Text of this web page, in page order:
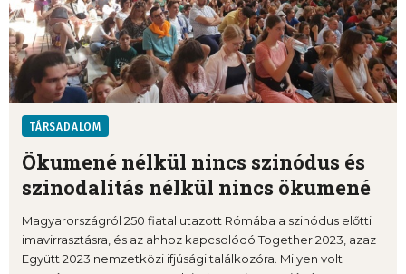
TÁRSADALOM
Ökumené nélkül nincs szinódus és
szinodalitás nélkül nincs ökumené
Magyarországról 250 fiatal utazott Rómába a szinódus előtti
imavirrasztásra, és az ahhoz kapcsolódó Together 2023, azaz
Együtt 2023 nemzetközi ifjúsági találkozóra. Milyen volt